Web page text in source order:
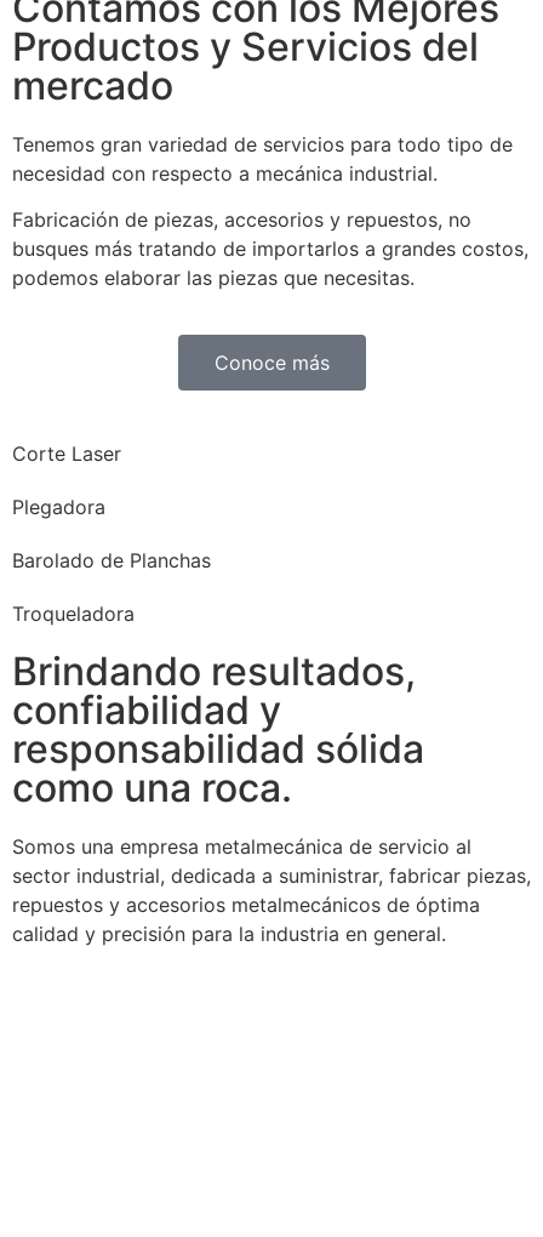
Productos y Servicios del
mercado
Tenemos gran variedad de servicios para todo tipo de
necesidad con respecto a mecánica industrial.
Fabricación de piezas, accesorios y repuestos, no
busques más tratando de importarlos a grandes costos,
podemos elaborar las piezas que necesitas.
Conoce más
Corte Laser
Plegadora
Barolado de Planchas
Troqueladora
Brindando resultados,
confiabilidad y
responsabilidad sólida
como una roca.
Somos una empresa metalmecánica de servicio al
sector industrial, dedicada a suministrar, fabricar piezas,
repuestos y accesorios metalmecánicos de óptima
calidad y precisión para la industria en general.